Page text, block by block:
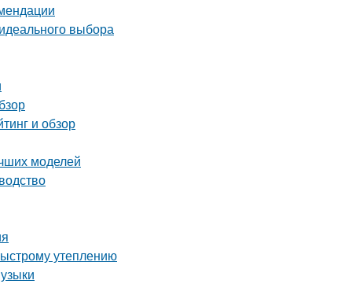
выбора
и обзор
моделей
утеплению